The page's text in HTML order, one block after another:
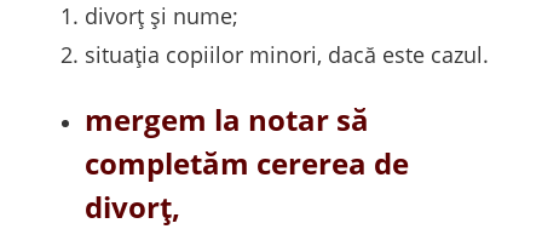
divorț și nume;
situația copiilor minori, dacă este cazul.
mergem la notar să
completăm cererea de
divorț,